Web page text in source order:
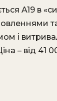
A19 в
і
– від 41